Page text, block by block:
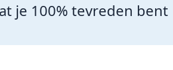
je 100% tevreden bent